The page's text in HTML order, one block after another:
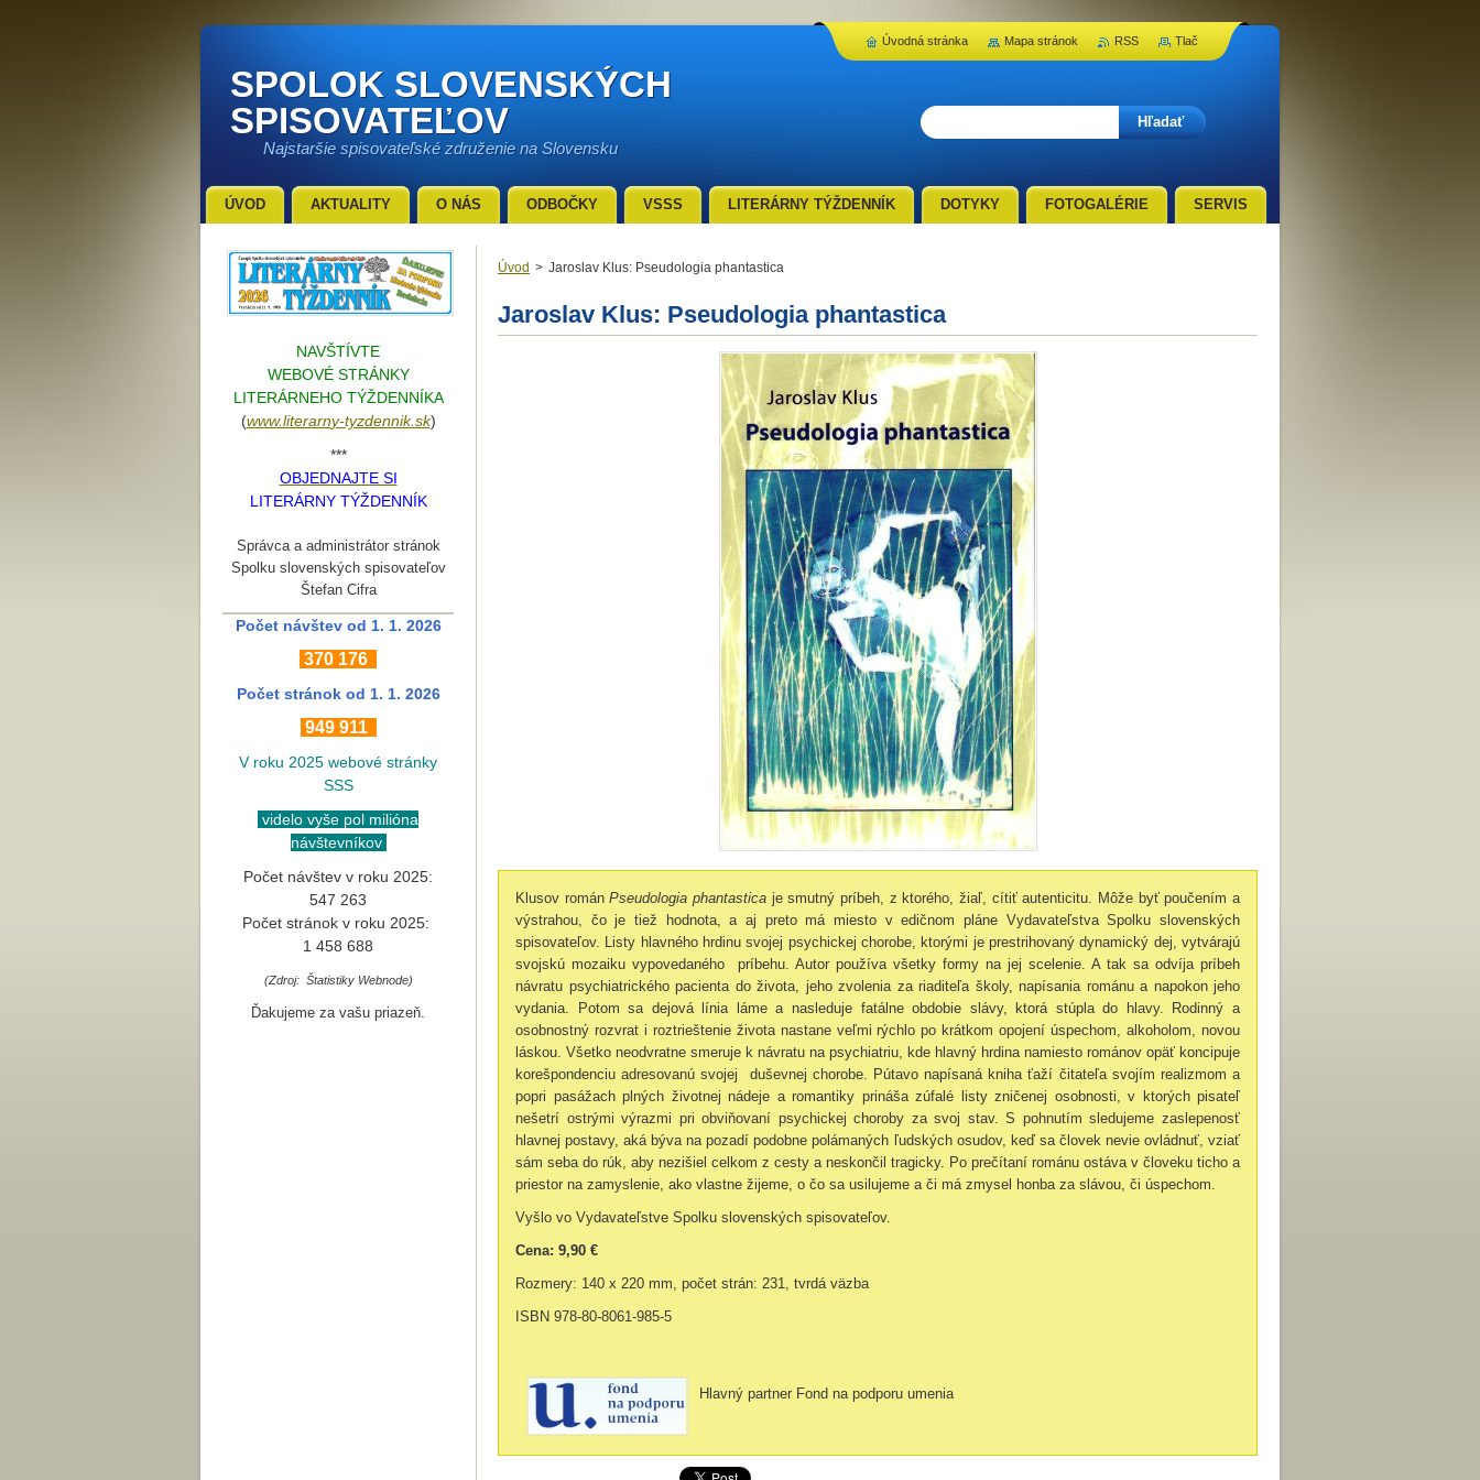
SPOLOK SLOVENSKÝCH
SPISOVATEĽOV
Najstaršie spisovateľské združenie na Slovensku
Úvod > Jaroslav Klus: Pseudologia phantastica
Jaroslav Klus: Pseudologia phantastica
Klusov románPseudologia phantastica je smutný príbeh, z ktorého, žiaľ, cítiť autenticitu. Môže byť poučením a
výstrahou, čo je tiež hodnota, a aj preto má miesto v edičnom pláne Vydavateľstva Spolku slovenských
spisovateľov. Listy hlavného hrdinu svojej psychickej chorobe, ktorými je prestrihovaný dynamický dej, vytvárajú
svojskú mozaiku vypovedaného príbehu. Autor používa všetky formy na jej scelenie. A tak sa odvíja príbeh
návratu psychiatrického pacienta do života, jeho zvolenia za riaditeľa školy, napísania románu a napokon jeho
vydania. Potom sa dejová línia láme a nasleduje fatálne obdobie slávy, ktorá stúpla do hlavy. Rodinný a
osobnostný rozvrat i roztrieštenie života nastane veľmi rýchlo po krátkom opojení úspechom, alkoholom, novou
láskou. Všetko neodvratne smeruje k návratu na psychiatriu, kde hlavný hrdina namiesto románov opäť koncipuje
korešpondenciu adresovanú svojej duševnej chorobe. Pútavo napísaná kniha ťaží čitateľa svojím realizmom a
popri pasážach plných životnej nádeje a romantiky prináša zúfalé listy zničenej osobnosti, v ktorých pisateľ
nešetrí ostrými výrazmi pri obviňovaní psychickej choroby za svoj stav. S pohnutím sledujeme zaslepenosť
hlavnej postavy, aká býva na pozadí podobne polámaných ľudských osudov, keď sa človek nevie ovládnuť, vziať
sám seba do rúk, aby nezišiel celkom z cesty a neskončil tragicky. Po prečítaní románu ostáva v človeku ticho a
priestor na zamyslenie, ako vlastne žijeme, o čo sa usilujeme a či má zmysel honba za slávou, či úspechom.
Vyšlo vo Vydavateľstve Spolku slovenských spisovateľov.
Cena: 9,90 €
Rozmery: 140 x 220 mm, počet strán: 231, tvrdá väzba
ISBN 978-80-8061-985-5
Hlavný partner Fond na podporu umenia
NAVŠTÍVTE
WEBOVÉ STRÁNKY
LITERÁRNEHO TÝŽDENNÍKA
(www.literarny-tyzdennik.sk)
***
OBJEDNAJTE SI
LITERÁRNY TÝŽDENNÍK
Správca a administrátor stránok
Spolku slovenských spisovateľov
Štefan Cifra
Počet návštev od 1. 1. 2026
370 176
Počet stránok od 1. 1. 2026
949 911
V roku 2025 webové stránky
SSS
videlo vyše pol milióna
návštevníkov
Počet návštev v roku 2025:
547 263
Počet stránok v roku 2025:
1 458 688
(Zdroj: Štatistiky Webnode)
Ďakujeme za vašu priazeň.
ÚVOD AKTUALITY O NÁS ODBOČKY VSSS LITERÁRNY TÝŽDENNÍK DOTYKY FOTOGALÉRIE SERVIS
Úvodná stránka Mapa stránok RSS Tlač